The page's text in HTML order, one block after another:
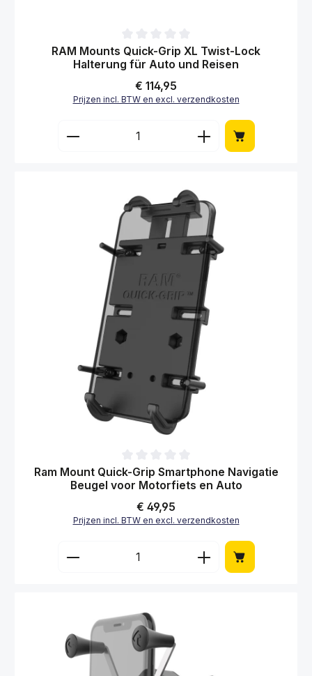
Gemiddelde waardering van 0 van 5 sterren
RAM Mounts Quick-Grip XL Twist-Lock
Halterung für Auto und Reisen
Normale prijs:
€ 114,95
Prijzen incl. BTW en excl. verzendkosten
Producthoeveelheid: Voer de gewenste
Gemiddelde waardering van 0 van 5 sterren
Ram Mount Quick-Grip Smartphone Navigatie
Beugel voor Motorfiets en Auto
Normale prijs:
€ 49,95
Prijzen incl. BTW en excl. verzendkosten
Producthoeveelheid: Voer de gewenste